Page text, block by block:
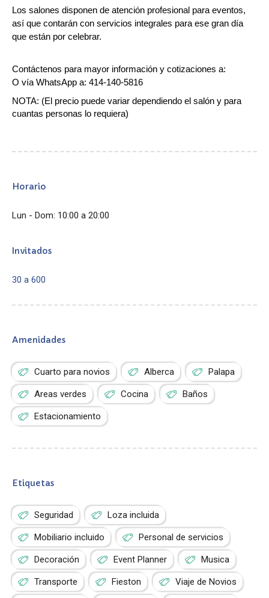
Los salones disponen de atención profesional para eventos,
así que contarán con servicios integrales para ese gran día
que están por celebrar.
Contáctenos para mayor información y cotizaciones a:
O vía WhatsApp a: 414-140-5816
NOTA: (El precio puede variar dependiendo el salón y para
cuantas personas lo requiera)
Horario
Lun - Dom: 10:00 a 20:00
Invitados
30 a 600
Amenidades
Cuarto para novios Alberca Palapa
Areas verdes Cocina Baños
Estacionamiento
Etiquetas
Seguridad Loza incluida
Mobiliario incluido Personal de servicios
Decoración Event Planner Musica
Transporte Fieston Viaje de Novios